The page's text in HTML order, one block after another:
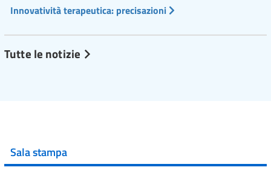
Innovatività terapeutica: precisazioni
Tutte le notizie
Sala stampa